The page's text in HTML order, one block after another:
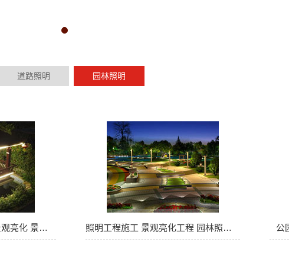
3
道路照明 园林照明
云南园林景观亮化 户外景观亮化 景观园林… 照明工程施工 景观亮化工程 园林照明亮化… 公